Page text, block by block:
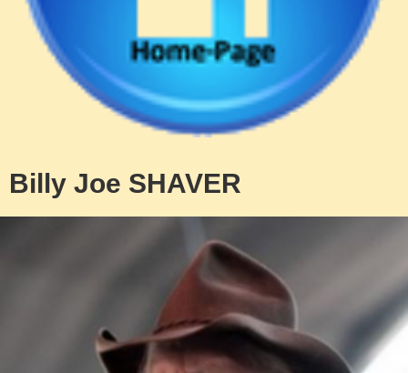
Billy Joe SHAVER